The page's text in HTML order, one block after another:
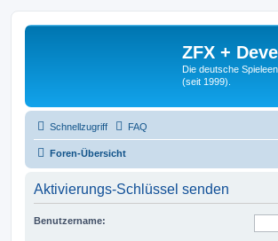
ZFX +
Die deutsche
(seit 1999).
Schnellzugriff FAQ
Foren-Übersicht
Aktivierungs-Schlüssel senden
Benutzername: